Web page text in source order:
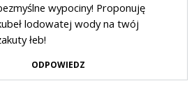
wypociny! Proponuję
lodowatej wody na twój
łeb!
ODPOWIEDZ